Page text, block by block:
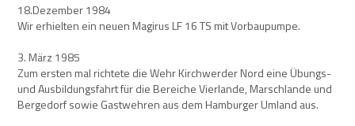
18.Dezember 1984
Wir erhielten ein neuen Magirus LF 16 TS mit Vorbaupumpe.
3. März 1985
Zum ersten mal richtete die Wehr Kirchwerder Nord eine Übungs-
und Ausbildungsfahrt für die Bereiche Vierlande, Marschlande und
Bergedorf sowie Gastwehren aus dem Hamburger Umland aus.